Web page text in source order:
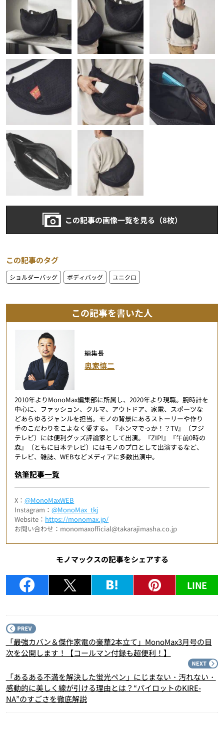
この記事の画像一覧を見る（8枚）
この記事のタグ
ショルダーバッグ ボディバッグ ユニクロ
この記事を書いた人
編集長
奥家慎二
2010年よりMonoMax編集部に所属し、2020年より現職。腕時計を
中心に、ファッション、クルマ、アウトドア、家電、スポーツな
どあらゆるジャンルを担当。モノの背景にあるストーリーや作り
手のこだわりをこよなく愛する。『ホンマでっか！？TV』（フジ
テレビ）には便利グッズ評論家として出演。『ZIP!』『午前0時の
森』（ともに日本テレビ）にはモノのプロとして出演するなど、
テレビ、雑誌、WEBなどメディアに多数出演中。
執筆記事一覧
X：@MonoMaxWEB
Instagram：@MonoMax_tkj
Website： https://monomax.jp/
お問い合わせ：monomaxofficial@takarajimasha.co.jp
モノマックスの記事をシェアする
LINE
「最強カバン＆傑作家電の豪華2本立て」MonoMax3月号の目
次を公開します！【コールマン付録も超便利！】
「あるある不満を解決した蛍光ペン」にじまない・汚れない・
感動的に美しく線が引ける理由とは？“パイロットのKIRE-
NA”のすごさを徹底解説